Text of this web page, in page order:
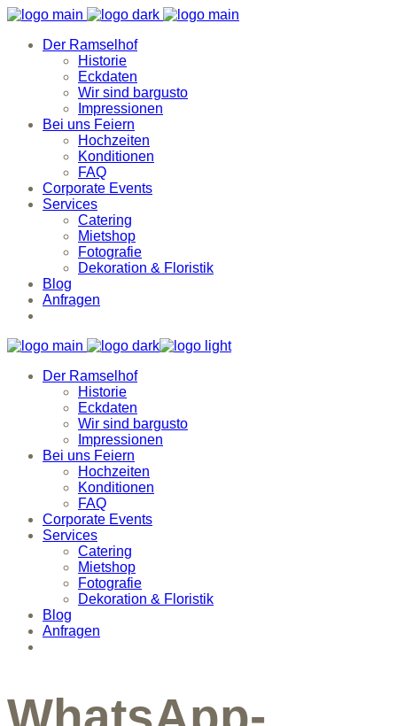
Der Ramselhof
Historie
Eckdaten
Wir sind bargusto
Impressionen
Bei uns Feiern
Hochzeiten
Konditionen
FAQ
Corporate Events
Services
Catering
Mietshop
Fotografie
Dekoration & Floristik
Blog
Anfragen
Der Ramselhof
Historie
Eckdaten
Wir sind bargusto
Impressionen
Bei uns Feiern
Hochzeiten
Konditionen
FAQ
Corporate Events
Services
Catering
Mietshop
Fotografie
Dekoration & Floristik
Blog
Anfragen